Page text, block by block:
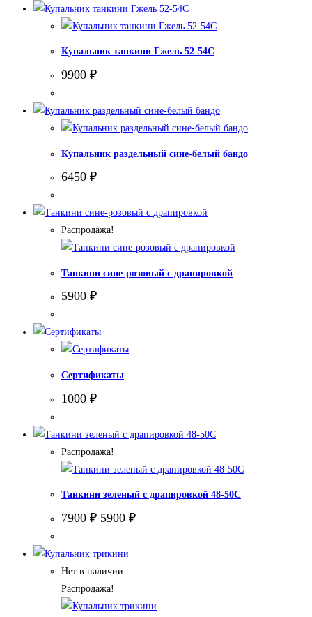
7700 ₽.
Купальник танкини Гжель 52-54С
9900 ₽
Купальник раздельный сине-белый бандо
6450 ₽
Распродажа!
Танкини сине-розовый с драпировкой
5900 ₽
Сертификаты
1000 ₽
Распродажа!
Танкини зеленый с драпировкой 48-50С
7900₽ Первоначальная
цена
7900 ₽.
5900 ₽Текущая
цена:
Нет в наличии
Распродажа!